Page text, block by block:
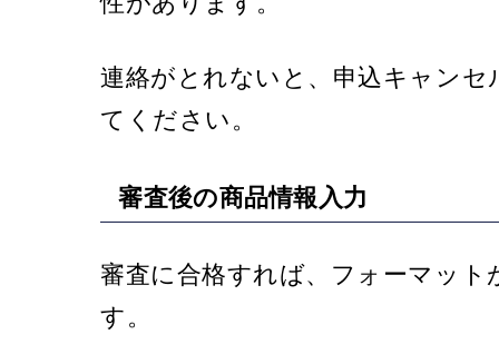
連絡がとれないと、申込キャン
てください。
審査後の商品情報入力
審査に合格すれば、フォーマッ
す。